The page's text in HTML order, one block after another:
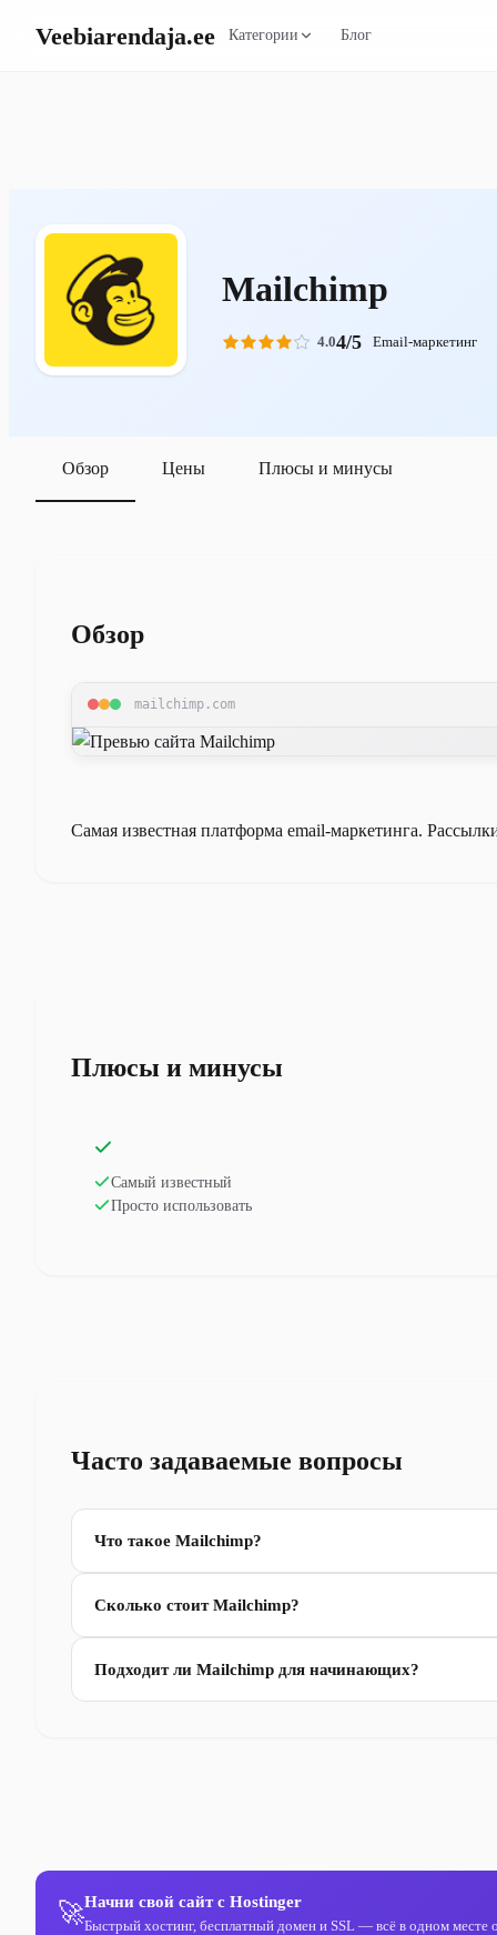
Veebiarendaja.ee Категории Блог
Mailchimp
4.04/5 Email-маркетинг
Обзор Цены Плюсы и минусы
Обзор
mailchimp.com
Самая известная платформа email-маркетинга.
Плюсы и минусы
Самый известный
Просто использовать
Часто задаваемые вопросы
Что такое Mailchimp?
Сколько стоит Mailchimp?
Подходит ли Mailchimp для начинающих?
🚀Начни свой сайт с Hostinger
Быстрый хостинг, бесплатный домен и SSL — всё в одном месте